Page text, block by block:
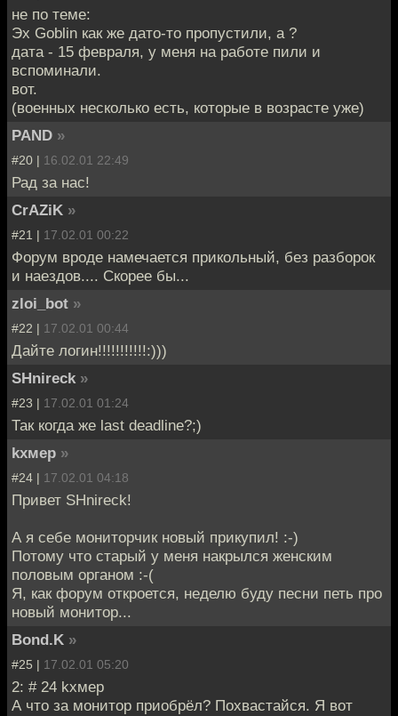
не по теме:
Эх Goblin как же дато-то пропустили, а ?
дата - 15 февраля, у меня на работе пили и
вспоминали.
вот.
(военных несколько есть, которые в возрасте уже)
PAND »
#20 | 16.02.01 22:49
Рад за нас!
CrAZiK »
#21 | 17.02.01 00:22
Форум вроде намечается прикольный, без разборок
и наездов.... Скорее бы...
zloi_bot »
#22 | 17.02.01 00:44
Дайте логин!!!!!!!!!!!:)))
SHnireck »
#23 | 17.02.01 01:24
Так когда же last deadline?;)
kxмep »
#24 | 17.02.01 04:18
Привет SHnireck!
А я себе мониторчик новый прикупил! :-)
Потому что старый у меня накрылся женским
половым органом :-(
Я, как форум откроется, неделю буду песни петь про
новый монитор...
Bond.K »
#25 | 17.02.01 05:20
2: # 24 kxмep
А что за монитор приобрёл? Похвастайся. Я вот